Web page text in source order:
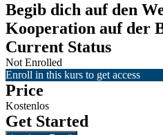
Begib dich auf den
Kooperation auf der
Current Status
Not Enrolled
Enroll in this kurs to get access
Price
Kostenlos
Get Started